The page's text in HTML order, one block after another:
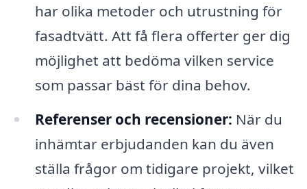
har olika metoder och utrustning för
fasadtvätt. Att få flera offerter ger dig
möjlighet att bedöma vilken service
som passar bäst för dina behov.
Referenser och recensioner: När du
inhämtar erbjudanden kan du även
ställa frågor om tidigare projekt, vilket